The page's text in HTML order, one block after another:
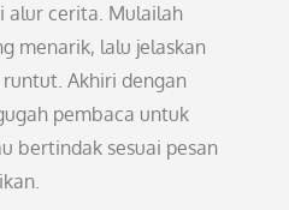
alur cerita. Mulailah
menarik, lalu jelaskan
Akhiri dengan
pembaca untuk
bertindak sesuai pesan